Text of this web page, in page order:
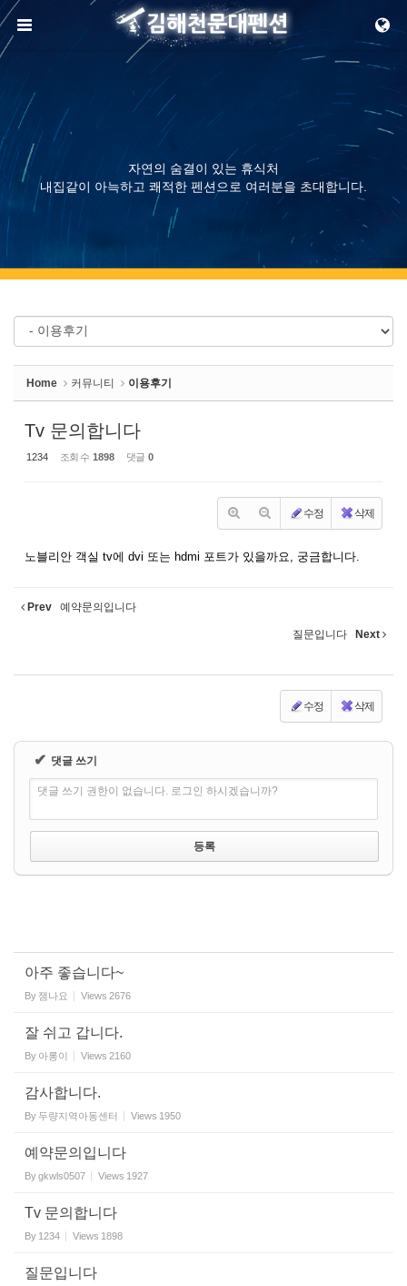
메뉴 건너뛰기
자연의 숨결이 있는 휴식처
내집같이 아늑하고 쾌적한 펜션으로 여러분을 초대합니다.
Home 커뮤니티 이용후기
Tv 문의합니다
1234 조회 수 1898 댓글 0
수정 삭제
노블리안 객실 tv에 dvi 또는 hdmi 포트가 있을까요, 궁금합니다.
Prev 예약문의입니다
질문입니다 Next
수정 삭제
✔ 댓글 쓰기
댓글 쓰기 권한이 없습니다. 로그인 하시겠습니까?
아주 좋습니다~
By 잼나요 Views 2676
잘 쉬고 갑니다.
By 아롱이 Views 2160
감사합니다.
By 두량지역아동센터 Views 1950
예약문의입니다
Bygkwls0507 Views 1927
Tv 문의합니다
By 1234 Views 1898
질문입니다
Sketchbook5, 스케치북5
Sketchbook5, 스케치북5